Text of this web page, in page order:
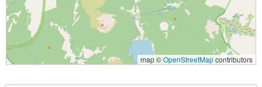
map ©OpenStreetMapcontributors